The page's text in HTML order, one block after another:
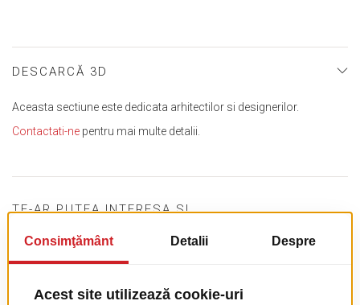
DESCARCĂ 3D
Aceasta sectiune este dedicata arhitectilor si designerilor.
Contactati-ne pentru mai multe detalii.
TE-AR PUTEA INTERESA SI